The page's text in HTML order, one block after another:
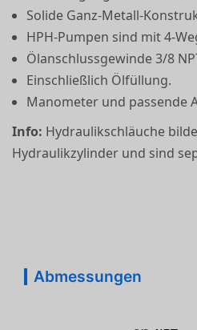
Solide Ganz-Metall-
HPH-Pumpen sind mit 4-
Ölanschlussgewinde 3/8
Einschließlich Ölfüllung.
Manometer und passende
Info: Hydraulikschläuche
Hydraulik­zylinder und sind
Abmessungen